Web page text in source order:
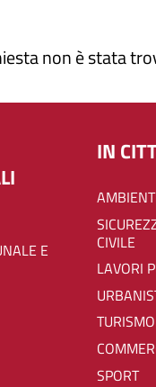
non è stata
IN
SICUREZZA E PROTEZIONE
CIVILE
LAVORI
TURISMO
SPORT